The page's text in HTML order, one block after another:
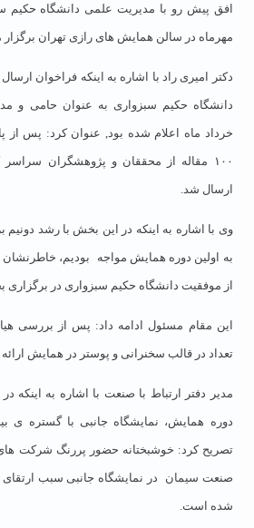
افق پیش رو با مدیریت علمی دانشگاه حکیم
مهرماه در سالن همایش های رازی تهران
دکتر امیری راد با اشاره به اینکه فراخوان
دانشگاه حکیم سبزواری به عنوان حامی و
خرداد ماه اعلام شده بود, عنوان کرد: پس از
۱۰۰ مقاله از محققان و پژوهشگران
ارسال شد.
وی با اشاره به اینکه در این بخش با رشد
به اولین دوره همایش مواجه بودیم،
از موفقیت دانشگاه حکیم سبزواری در
تعداد در قالب سخنرانی و پوستر در همایش
مدیر دفتر ارتباط با صنعت با اشاره به اینکه
دوره همایش، نمایشگاه جانبی با گستره ی
تصریح کرد: خوشبختانه حضور پررنگ شرکت های
صنعت سیمان در نمایشگاه جانبی سبب
شده است.